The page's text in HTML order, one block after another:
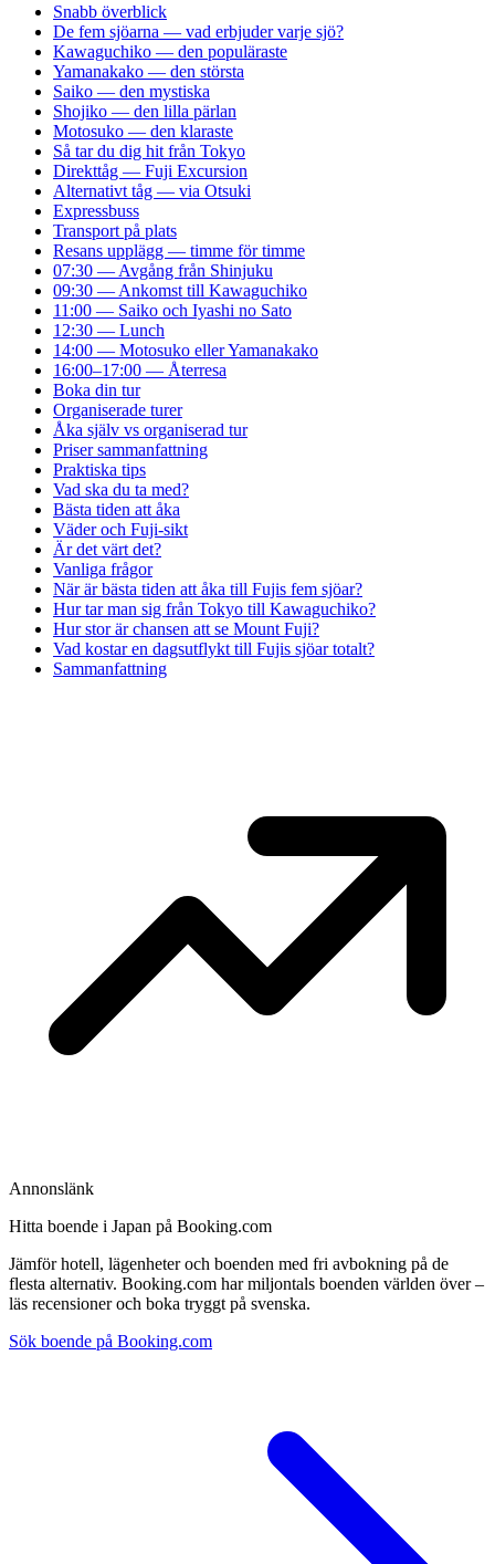
Snabb överblick
De fem sjöarna — vad erbjuder varje sjö?
Kawaguchiko — den populäraste
Yamanakako — den största
Saiko — den mystiska
Shojiko — den lilla pärlan
Motosuko — den klaraste
Så tar du dig hit från Tokyo
Direkttåg — Fuji Excursion
Alternativt tåg — via Otsuki
Expressbuss
Transport på plats
Resans upplägg — timme för timme
07:30 — Avgång från Shinjuku
09:30 — Ankomst till Kawaguchiko
11:00 — Saiko och Iyashi no Sato
12:30 — Lunch
14:00 — Motosuko eller Yamanakako
16:00–17:00 — Återresa
Boka din tur
Organiserade turer
Åka själv vs organiserad tur
Priser sammanfattning
Praktiska tips
Vad ska du ta med?
Bästa tiden att åka
Väder och Fuji-sikt
Är det värt det?
Vanliga frågor
När är bästa tiden att åka till Fujis fem sjöar?
Hur tar man sig från Tokyo till Kawaguchiko?
Hur stor är chansen att se Mount Fuji?
Vad kostar en dagsutflykt till Fujis sjöar totalt?
Sammanfattning
Annonslänk
Hitta boende i Japan på Booking.com
Jämför hotell, lägenheter och boenden med fri avbokning på de
flesta alternativ. Booking.com har miljontals boenden världen över –
läs recensioner och boka tryggt på svenska.
Sök boende på Booking.com